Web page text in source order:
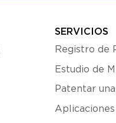
SERVICIOS
Registro de
Estudio de
Patentar